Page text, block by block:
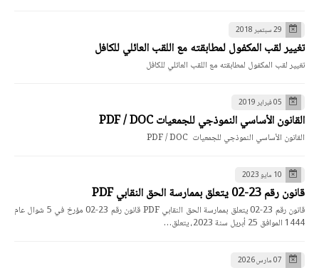
29 سبتمبر 2018
تغيير لقب المكفول لمطابقته مع اللقب العائلي للكافل
تغيير لقب المكفول لمطابقته مع اللقب العائلي للكافل
05 فبراير 2019
القانون الأساسي النموذجي للجمعيات PDF / DOC
القانون الأساسي النموذجي للجمعيات PDF / DOC
10 مايو 2023
قانون رقم 23-02 يتعلق بممارسة الحق النقابي PDF
قانون رقم 23-02 يتعلق بممارسة الحق النقابي PDF قانون رقم 23-02 مؤرخ في 5 شوال عام
1444 الموافق 25 أبريل سنة 2023، يتعلق…
07 مارس 2026